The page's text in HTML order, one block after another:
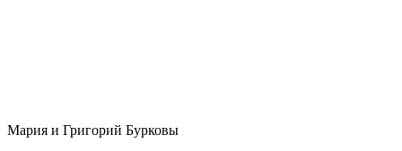
Мария и Григорий Бурковы